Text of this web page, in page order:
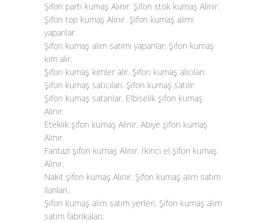
Şifon parti kumaş Alınır. Şifon stok kumaş Alınır.
Şifon top kumaş Alınır. Şifon kumaş alımı
yapanlar.
Şifon kumaş alım satımı yapanlar. Şifon kumaş
kim alır.
Şifon kumaş kimler alır. Şifon kumaş alıcıları.
Şifon kumaş satıcıları. Şifon kumaş satılır.
Şifon kumaş satanlar. Elbiselik şifon kumaş
Alınır.
Eteklik şifon kumaş Alınır. Abiye şifon kumaş
Alınır.
Fantazi şifon kumaş Alınır. İkinci el şifon kumaş
Alınır.
Nakit şifon kumaş Alınır. Şifon kumaş alım satım
ilanları.
Şifon kumaş alım satım yerleri. Şifon kumaş alım
satım fabrikaları.